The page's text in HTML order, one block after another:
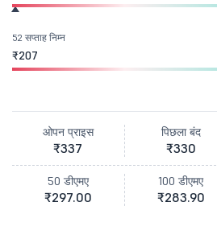
52 सप्ताह निम्न
₹207
ओपन प्राइस
₹337
पिछला बंद
₹330
50 डीएमए
₹297.00
100 डीएमए
₹283.90